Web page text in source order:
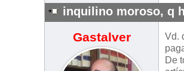
inquilino moroso, q
Gastalver
Vd.
De